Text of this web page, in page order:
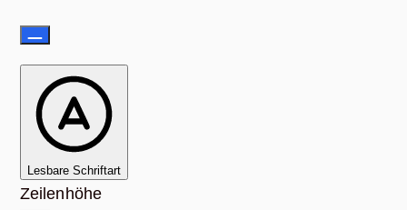
Lesbare Schriftart
Zeilenhöhe